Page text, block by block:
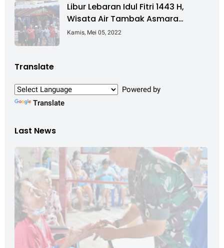
Libur Lebaran Idul Fitri 1443 H,
Wisata Air Tambak Asmara
Kotabaru Dipadati Ribuan
Kamis, Mei 05, 2022
Translate
Powered by
Translate
Last News